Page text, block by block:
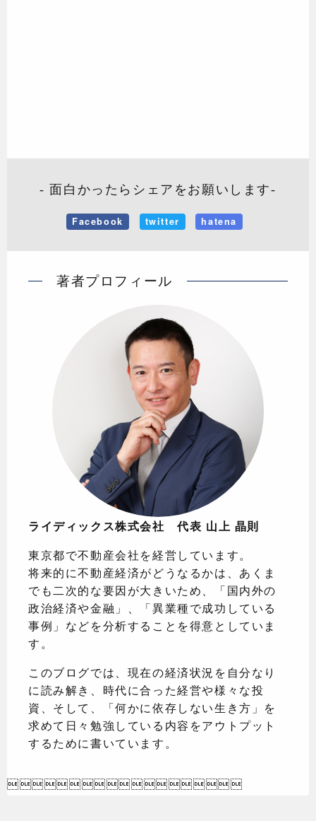
- 面白かったらシェアをお願いします-
Facebook twitter hatena
著者プロフィール
ライディックス株式会社 代表 山上 晶則
東京都で不動産会社を経営しています。
将来的に不動産経済がどうなるかは、あくま
でも二次的な要因が大きいため、「国内外の
政治経済や金融」、「異業種で成功している
事例」などを分析することを得意としていま
す。
このブログでは、現在の経済状況を自分なり
に読み解き、時代に合った経営や様々な投
資、そして、「何かに依存しない生き方」を
求めて日々勉強している内容をアウトプット
するために書いています。
